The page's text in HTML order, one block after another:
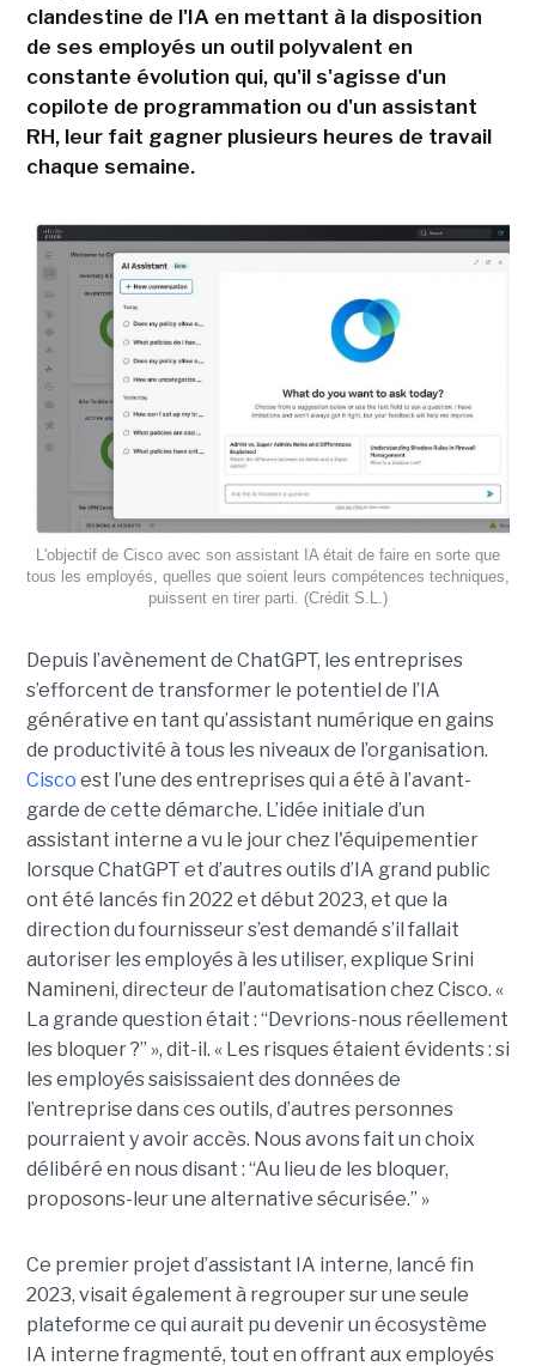
clandestine de l'IA en mettant à la disposition
de ses employés un outil polyvalent en
constante évolution qui, qu'il s'agisse d'un
copilote de programmation ou d'un assistant
RH, leur fait gagner plusieurs heures de travail
chaque semaine.
L'objectif de Cisco avec son assistant IA était de faire en sorte que
tous les employés, quelles que soient leurs compétences techniques,
puissent en tirer parti. (Crédit S.L.)
Depuis l’avènement de ChatGPT, les entreprises
s’efforcent de transformer le potentiel de l’IA
générative en tant qu’assistant numérique en gains
de productivité à tous les niveaux de l’organisation.
Cisco est l’une des entreprises qui a été à l’avant-
garde de cette démarche. L’idée initiale d’un
assistant interne a vu le jour chez l'équipementier
lorsque ChatGPT et d’autres outils d’IA grand public
ont été lancés fin 2022 et début 2023, et que la
direction du fournisseur s’est demandé s’il fallait
autoriser les employés à les utiliser, explique Srini
Namineni, directeur de l’automatisation chez Cisco. «
La grande question était : “Devrions-nous réellement
les bloquer ?” », dit-il. « Les risques étaient évidents : si
les employés saisissaient des données de
l’entreprise dans ces outils, d’autres personnes
pourraient y avoir accès. Nous avons fait un choix
délibéré en nous disant : “Au lieu de les bloquer,
proposons-leur une alternative sécurisée.” »
Ce premier projet d’assistant IA interne, lancé fin
2023, visait également à regrouper sur une seule
plateforme ce qui aurait pu devenir un écosystème
IA interne fragmenté, tout en offrant aux employés